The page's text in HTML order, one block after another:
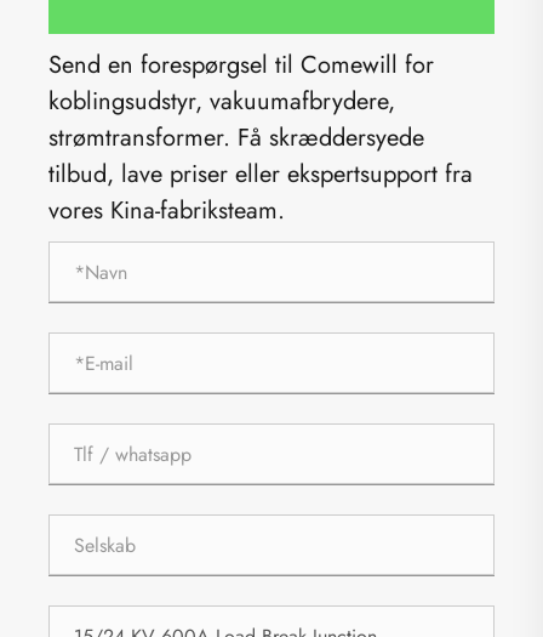
Send en forespørgsel til Comewill for
koblingsudstyr, vakuumafbrydere,
strømtransformer. Få skræddersyede
tilbud, lave priser eller ekspertsupport fra
vores Kina-fabriksteam.